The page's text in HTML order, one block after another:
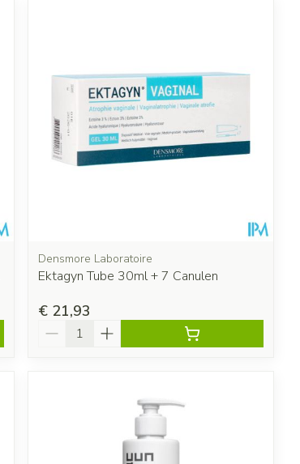
Densmore Laboratoire
Ektagyn Tube 30ml + 7 Canulen
€ 21,93
Aantal